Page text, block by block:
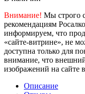
Внимание! Мы строго
рекомендациям
информируем, что
«сайте-витрине», не
доступна только для
внимание, что
изображений на сайте
Описание